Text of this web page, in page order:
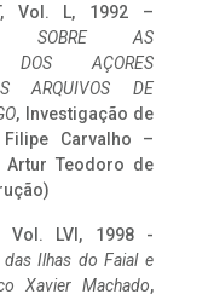
Vol. L, 1992 –
SOBRE AS
DOS AÇORES
ARQUIVOS DE
, Investigação de
Carvalho –
Artur Teodoro de
Vol. LVI, 1998 -
Ilhas do Faial e
Xavier Machado,